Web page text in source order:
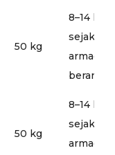
50 kg
8–14 hari
sejak
armada
50 kg
8–14 hari
sejak
armada